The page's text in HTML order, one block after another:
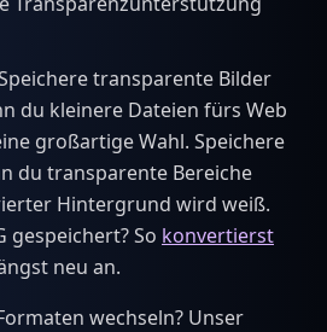
transparente Bilder
du kleinere Dateien fürs Web
großartige Wahl. Speichere
du transparente Bereiche
Hintergrund wird weiß.
gespeichert? So konvertierst
neu an.
wechseln? Unser